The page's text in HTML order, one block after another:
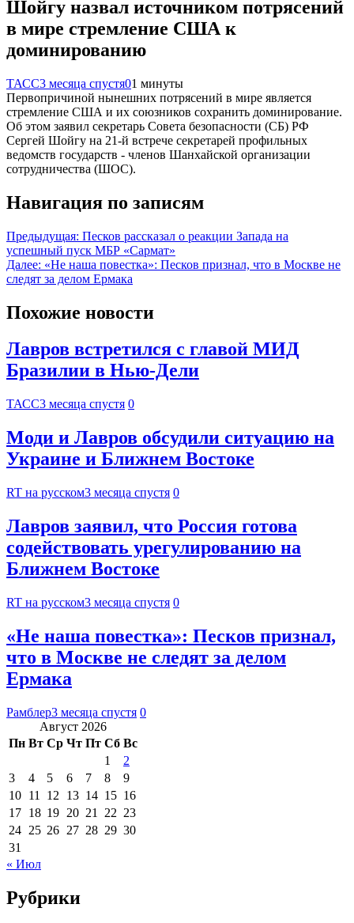
Шойгу назвал источником потрясений
в мире стремление США к
доминированию
ТАСС3 месяца спустя01 минуты
Первопричиной нынешних потрясений в мире является
стремление США и их союзников сохранить доминирование.
Об этом заявил секретарь Совета безопасности (СБ) РФ
Сергей Шойгу на 21-й встрече секретарей профильных
ведомств государств - членов Шанхайской организации
сотрудничества (ШОС).
Навигация по записям
Предыдущая: Песков рассказал о реакции Запада на
успешный пуск МБР «Сармат»
Далее: «Не наша повестка»: Песков признал, что в Москве не
следят за делом Ермака
Похожие новости
Лавров встретился с главой МИД
Бразилии в Нью-Дели
ТАСС3 месяца спустя 0
Моди и Лавров обсудили ситуацию на
Украине и Ближнем Востоке
RT на русском3 месяца спустя 0
Лавров заявил, что Россия готова
содействовать урегулированию на
Ближнем Востоке
RT на русском3 месяца спустя 0
«Не наша повестка»: Песков признал,
что в Москве не следят за делом
Ермака
Рамблер3 месяца спустя 0
Август 2026
Пн Вт Ср Чт Пт Сб Вс
1
2
3
4 5 6 7 8
9
10 11 12 13 14 15 16
17 18 19 20 21 22 23
24 25 26 27 28 29 30
31
« Июл
Рубрики